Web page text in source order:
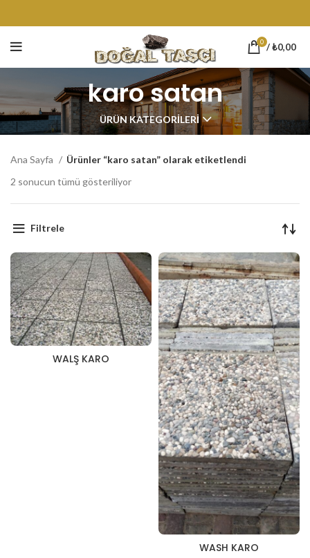
0 /₺0,00
karo satan
ÜRÜN KATEGORILERI
Ana Sayfa
Ürünler “karo satan” olarak etiketlendi
2 sonucun tümü gösteriliyor
Filtrele
WALŞ KARO
WASH KARO